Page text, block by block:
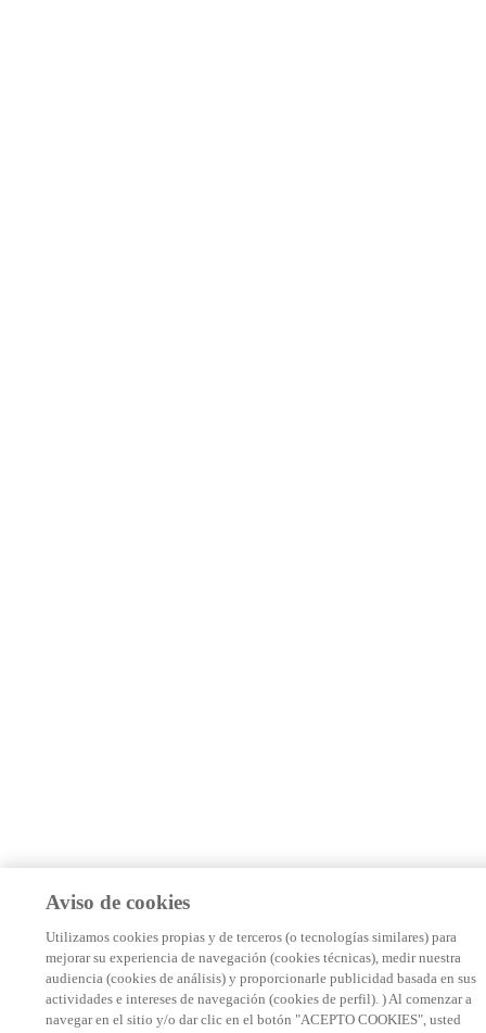
Aviso de cookies
Utilizamos cookies propias y de terceros (o tecnologías similares) para
mejorar su experiencia de navegación (cookies técnicas), medir nuestra
audiencia (cookies de análisis) y proporcionarle publicidad basada en sus
actividades e intereses de navegación (cookies de perfil). ) Al comenzar a
navegar en el sitio y/o dar clic en el botón "ACEPTO COOKIES", usted